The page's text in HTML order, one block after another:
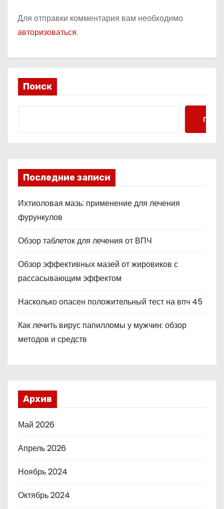
Для отправки комментария вам необходимо
авторизоваться.
Поиск
Поиск
Последние записи
Ихтиоловая мазь: применение для лечения
фурункулов
Обзор таблеток для лечения от ВПЧ
Обзор эффективных мазей от жировиков с
рассасывающим эффектом
Насколько опасен положительный тест на впч 45
Как лечить вирус папилломы у мужчин: обзор
методов и средств
Архив
Май 2026
Апрель 2026
Ноябрь 2024
Октябрь 2024